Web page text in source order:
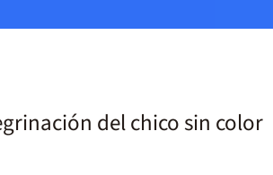
del chico sin color